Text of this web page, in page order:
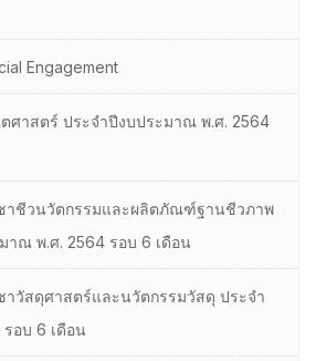
Engagement
ศาสตร์ ประจำปีงบประมาณ พ.ศ. 2564
าชีวนวัตกรรมและผลิตภัณฑ์ฐานชีวภาพ
าณ พ.ศ. 2564 รอบ 6 เดือน
าวัสดุศาสตร์และนวัตกรรมวัสดุ ประจำ
อบ 6 เดือน